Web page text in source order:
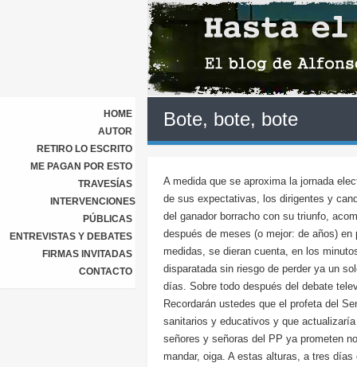
HOME
AUTOR
RETIRO LO ESCRITO
ME PAGAN POR ESTO
TRAVESÍAS
INTERVENCIONES
PÚBLICAS
ENTREVISTAS Y DEBATES
FIRMAS INVITADAS
CONTACTO
Bote, bote, bote
A medida que se aproxima la jornada
de sus expectativas, los dirigentes y
del ganador borracho con su triunfo,
después de meses (o mejor: de años)
medidas, se dieran cuenta, en los
disparatada sin riesgo de perder ya un
días. Sobre todo después del debate
Recordarán ustedes que el profeta del
sanitarios y educativos y que
señores y señoras del PP ya prometen
mandar, oiga. A estas alturas, a tres